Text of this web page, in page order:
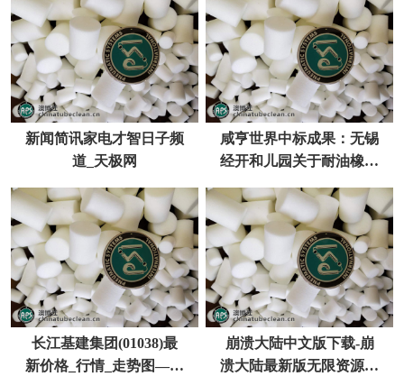
新闻简讯家电才智日子频
道_天极网
咸亨世界中标成果：无锡
经开和儿园关于耐油橡胶
手套的网上商城收购项目
成交公告
长江基建集团(01038)最
新价格_行情_走势图—东
崩溃大陆中文版下载-崩
溃大陆最新版无限资源下